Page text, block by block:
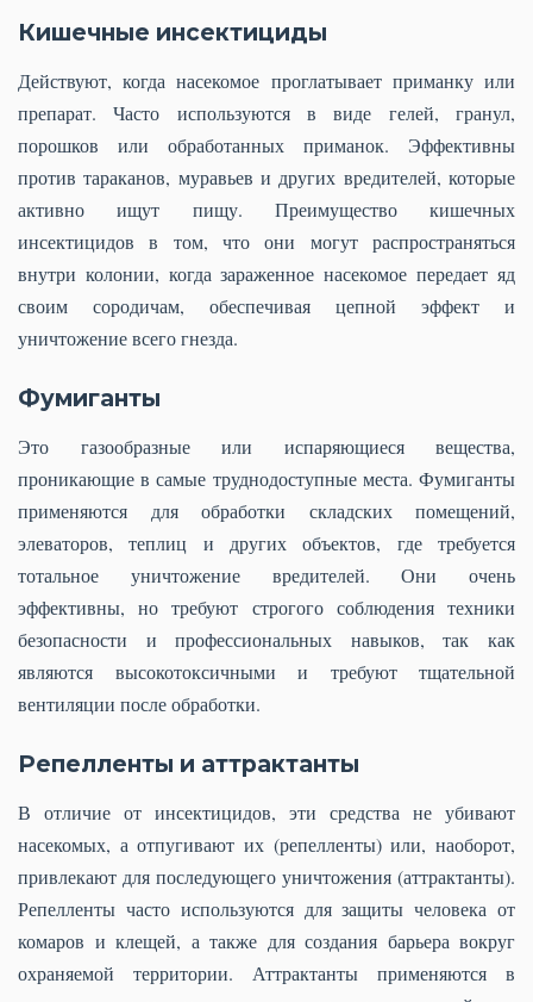
Кишечные инсектициды
Действуют, когда насекомое проглатывает приманку или
препарат. Часто используются в виде гелей, гранул,
порошков или обработанных приманок. Эффективны
против тараканов, муравьев и других вредителей, которые
активно ищут пищу. Преимущество кишечных
инсектицидов в том, что они могут распространяться
внутри колонии, когда зараженное насекомое передает яд
своим сородичам, обеспечивая цепной эффект и
уничтожение всего гнезда.
Фумиганты
Это газообразные или испаряющиеся вещества,
проникающие в самые труднодоступные места. Фумиганты
применяются для обработки складских помещений,
элеваторов, теплиц и других объектов, где требуется
тотальное уничтожение вредителей. Они очень
эффективны, но требуют строгого соблюдения техники
безопасности и профессиональных навыков, так как
являются высокотоксичными и требуют тщательной
вентиляции после обработки.
Репелленты и аттрактанты
В отличие от инсектицидов, эти средства не убивают
насекомых, а отпугивают их (репелленты) или, наоборот,
привлекают для последующего уничтожения (аттрактанты).
Репелленты часто используются для защиты человека от
комаров и клещей, а также для создания барьера вокруг
охраняемой территории. Аттрактанты применяются в